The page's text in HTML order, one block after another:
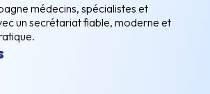
médecins, spécialistes et
un secrétariat fiable, moderne et